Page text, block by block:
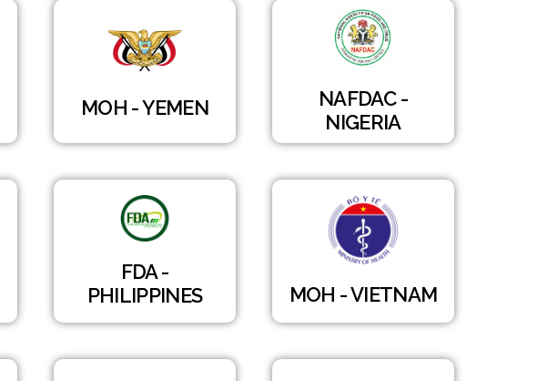
MOH - YEMEN
NAFDAC -
NIGERIA
FDA -
PHILIPPINES
MOH - VIETNAM